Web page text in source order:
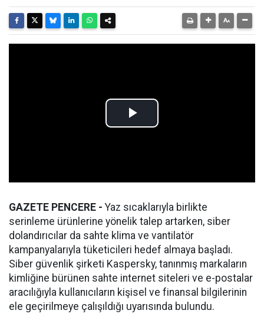
GAZETE PENCERE - Yaz sıcaklarıyla birlikte
serinleme ürünlerine yönelik talep artarken, siber
dolandırıcılar da sahte klima ve vantilatör
kampanyalarıyla tüketicileri hedef almaya başladı.
Siber güvenlik şirketi Kaspersky, tanınmış markaların
kimliğine bürünen sahte internet siteleri ve e-postalar
aracılığıyla kullanıcıların kişisel ve finansal bilgilerinin
ele geçirilmeye çalışıldığı uyarısında bulundu.